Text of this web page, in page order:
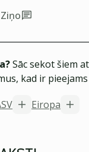
Ziņo
Sāc sekot šiem
kad ir
Eiropa